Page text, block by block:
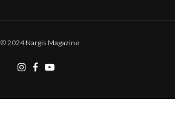
© 2024Nargis Magazine